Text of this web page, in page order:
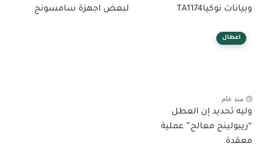
وبيانات نوكياTA1174
لبعض اجهزة سامسونج
اعطال
منذ عام
وليه تحديد إن العطل
“ريبولينج معالج” عملية
معقدة